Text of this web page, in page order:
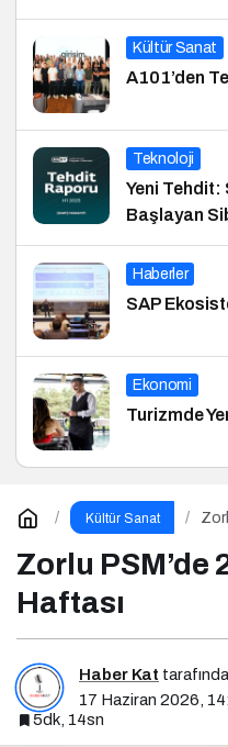
Kültür Sanat
A101’den
Teknoloji
Yeni Tehdit:
Başlayan
Haberler
SAP
Ekonomi
Turizmde
Kültür Sanat
Zorlu PSM’de
Haftası
Haber Kat
17 Haziran 2026,
5dk, 14sn